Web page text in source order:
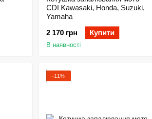
CDI Kawasaki, Honda, Suzuki,
Yamaha
2 170 грн
Купити
В наявності
−11%